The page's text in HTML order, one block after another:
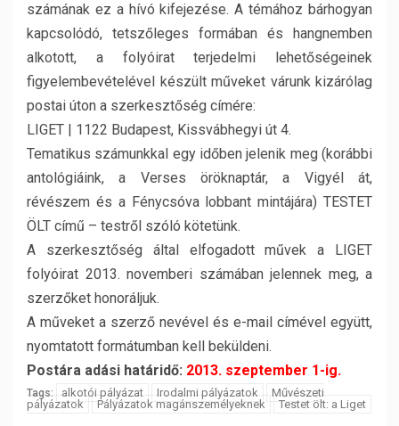
számának ez a hívó kifejezése. A témához bárhogyan
kapcsolódó, tetszőleges formában és hangnemben
alkotott, a folyóirat terjedelmi lehetőségeinek
figyelembevételével készült műveket várunk kizárólag
postai úton a szerkesztőség címére:
LIGET | 1122 Budapest, Kissvábhegyi út 4.
Tematikus számunkkal egy időben jelenik meg (korábbi
antológiáink, a Verses öröknaptár, a Vigyél át,
révészem és a Fénycsóva lobbant mintájára) TESTET
ÖLT című – testről szóló kötetünk.
A szerkesztőség által elfogadott művek a LIGET
folyóirat 2013. novemberi számában jelennek meg, a
szerzőket honoráljuk.
A műveket a szerző nevével és e-mail címével együtt,
nyomtatott formátumban kell beküldeni.
Postára adási határidő: 2013. szeptember 1-ig.
Tags: alkotói pályázat Irodalmi pályázatok
Művészeti
pályázatok
Pályázatok magánszemélyeknek Testet ölt: a Liget